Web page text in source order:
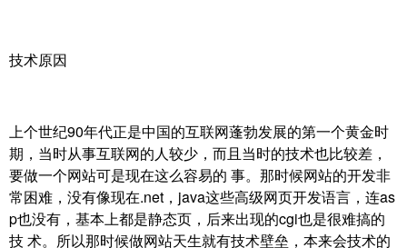
技术原因
上个世纪90年代正是中国的互联网蓬勃发展的第一个黄金时
期，当时从事互联网的人较少，而且当时的技术也比较差，
要做一个网站可是现在这么容易的 事。那时候网站的开发非
常困难，没有像现在.net，java这些高级网页开发语言，连as
p也没有，基本上都是静态页，后来出现的cgi也是很难搞的
技 术。所以那时候做网站天生就有技术壁垒，本来会技术的